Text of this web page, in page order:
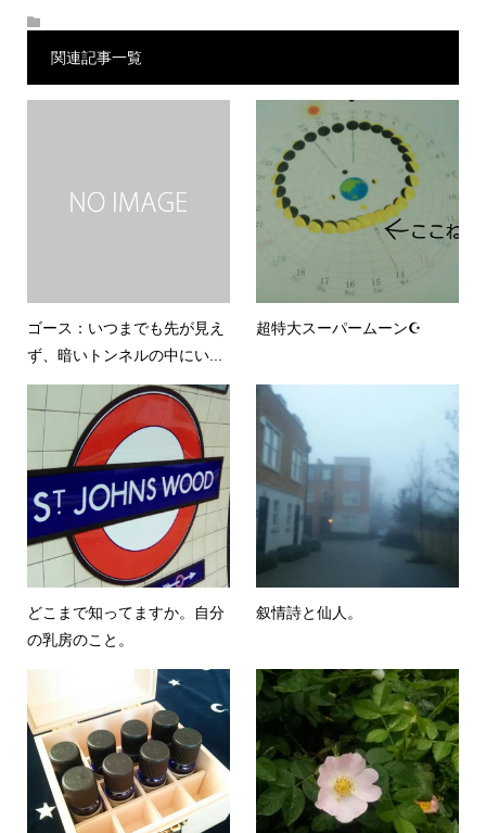
関連記事一覧
ゴース：いつまでも先が見え
ず、暗いトンネルの中にい...
超特大スーパームーン☪
どこまで知ってますか。自分
の乳房のこと。
叙情詩と仙人。